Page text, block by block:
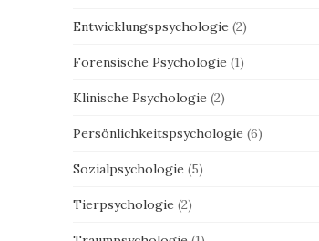
Entwicklungspsychologie (2)
Forensische Psychologie (1)
Klinische Psychologie (2)
Persönlichkeitspsychologie (6)
Sozialpsychologie (5)
Tierpsychologie (2)